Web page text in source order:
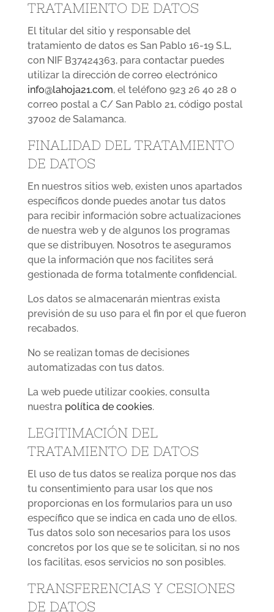
TRATAMIENTO DE DATOS
El titular del sitio y responsable del
tratamiento de datos es San Pablo 16-19 S.L,
con NIF B37424363, para contactar puedes
utilizar la dirección de correo electrónico
info@lahoja21.com, el teléfono 923 26 40 28 o
correo postal a C/ San Pablo 21, código postal
37002 de Salamanca.
FINALIDAD DEL TRATAMIENTO
DE DATOS
En nuestros sitios web, existen unos apartados
específicos donde puedes anotar tus datos
para recibir información sobre actualizaciones
de nuestra web y de algunos los programas
que se distribuyen. Nosotros te aseguramos
que la información que nos facilites será
gestionada de forma totalmente confidencial.
Los datos se almacenarán mientras exista
previsión de su uso para el fin por el que fueron
recabados.
No se realizan tomas de decisiones
automatizadas con tus datos.
La web puede utilizar cookies, consulta
nuestra política de cookies.
LEGITIMACIÓN DEL
TRATAMIENTO DE DATOS
El uso de tus datos se realiza porque nos das
tu consentimiento para usar los que nos
proporcionas en los formularios para un uso
específico que se indica en cada uno de ellos.
Tus datos solo son necesarios para los usos
concretos por los que se te solicitan, si no nos
los facilitas, esos servicios no son posibles.
TRANSFERENCIAS Y CESIONES
DE DATOS